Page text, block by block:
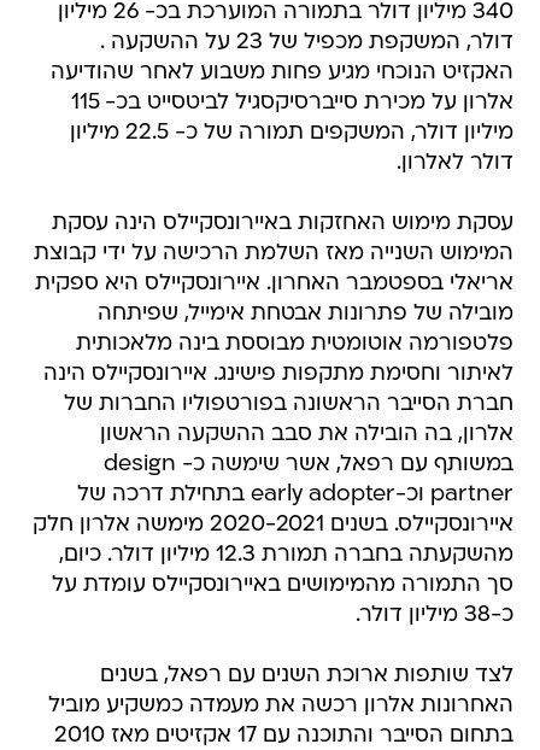
340 מיליון דולר בתמורה המוערכת בכ- 26 מיליון
דולר, המשקפת מכפיל של 23 על ההשקעה .
האקזיט הנוכחי מגיע פחות משבוע לאחר שהודיעה
אלרון על מכירת סייברסיקסגיל לביטסייט בכ- 115
מיליון דולר, המשקפים תמורה של כ- 22.5 מיליון
דולר לאלרון.
עסקת מימוש האחזקות באיירונסקיילס הינה עסקת
המימוש השנייה מאז השלמת הרכישה על ידי קבוצת
אריאלי בספטמבר האחרון. איירונסקיילס היא ספקית
מובילה של פתרונות אבטחת אימייל, שפיתחה
פלטפורמה אוטומטית מבוססת בינה מלאכותית
לאיתור וחסימת מתקפות פישינג. איירונסקיילס הינה
חברת הסייבר הראשונה בפורטפוליו החברות של
אלרון, בה הובילה את סבב ההשקעה הראשון
במשותף עם רפאל, אשר שימשה כ- design
partner וכ-early adopter בתחילת דרכה של
איירונסקיילס. בשנים 2020-2021 מימשה אלרון חלק
מהשקעתה בחברה תמורת 12.3 מיליון דולר. כיום,
סך התמורה מהמימושים באיירונסקיילס עומדת על
כ-38 מיליון דולר.
לצד שותפות ארוכת השנים עם רפאל, בשנים
האחרונות אלרון רכשה את מעמדה כמשקיע מוביל
בתחום הסייבר והתוכנה עם 17 אקזיטים מאז 2010